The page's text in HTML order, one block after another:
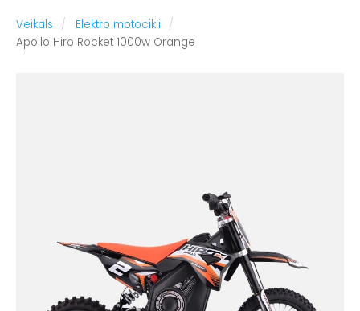
Veikals
Elektro motocikli
Apollo Hiro Rocket 1000w Orange